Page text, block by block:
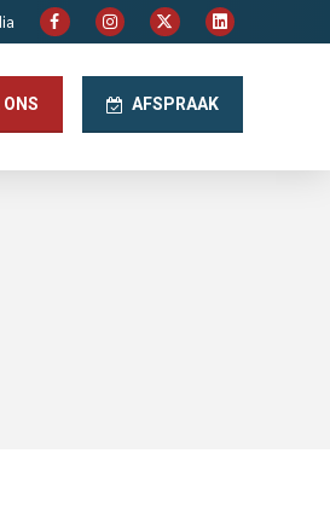
ONS AFSPRAAK